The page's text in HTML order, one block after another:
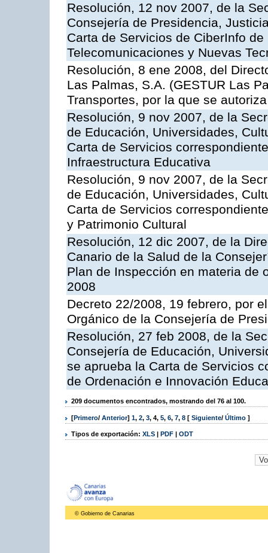
Resolución, 12 nov 2007, de la
Consejería de Presidencia,
Carta de Servicios de CiberInfo
Telecomunicaciones y Nuevas
Resolución, 8 ene 2008, del
Las Palmas, S.A. (GESTUR Las
Transportes, por la que se
Resolución, 9 nov 2007, de la
de Educación, Universidades,
Carta de Servicios
Infraestructura Educativa
Resolución, 9 nov 2007, de la
de Educación, Universidades,
Carta de Servicios
y Patrimonio Cultural
Resolución, 12 dic 2007, de la
Canario de la Salud de la
Plan de Inspección en materia de
2008
Decreto 22/2008, 19 febrero, por
Orgánico de la Consejería de
Resolución, 27 feb 2008, de la
Consejería de Educación,
se aprueba la Carta de Servicios
de Ordenación e Innovación
209 documentos encontrados, mostrando del 76 al 100.
[Primero/ Anterior] 1, 2, 3, 4, 5, 6, 7, 8 [ Siguiente/ Último ]
Tipos de exportación: XLS | PDF | ODT
© Gobierno de Canarias